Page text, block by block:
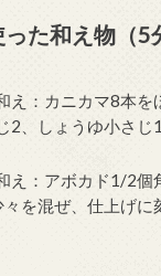
た和え物（5
え：カニカマ8本を
2、しょうゆ小さじ
え：アボカド1/2個
を混ぜ、仕上げに